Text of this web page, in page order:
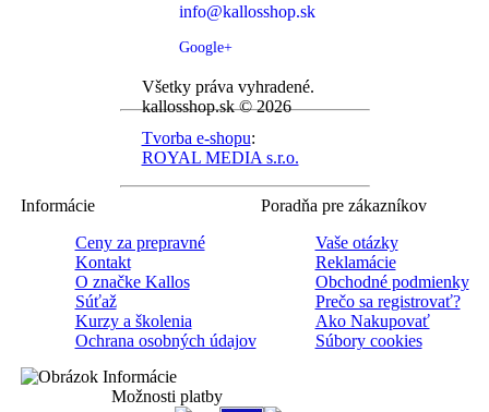
info@kallosshop.sk
Google+
Všetky práva vyhradené.
kallosshop.sk © 2026
Tvorba e-shopu:
ROYAL MEDIA s.r.o.
Informácie
Ceny za prepravné
Kontakt
O značke Kallos
Súťaž
Kurzy a školenia
Ochrana osobných údajov
Poradňa pre zákazníkov
Vaše otázky
Reklamácie
Obchodné podmienky
Prečo sa registrovať?
Ako Nakupovať
Súbory cookies
Možnosti platby